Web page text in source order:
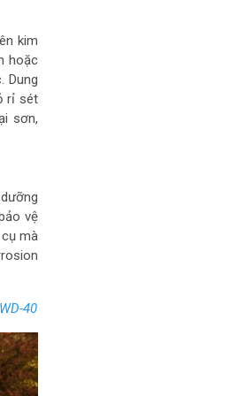
kim
hoặc
Dung
rỉ sét
sơn,
vệ
mà
40